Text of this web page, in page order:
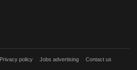
Privacy policy Jobs advertising Contact us